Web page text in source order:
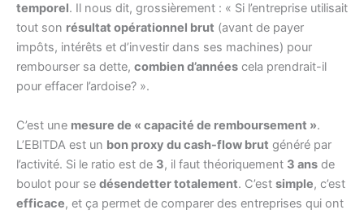
temporel. Il nous dit, grossièrement : « Si l’entreprise utilisait
tout son résultat opérationnel brut (avant de payer
impôts, intérêts et d’investir dans ses machines) pour
rembourser sa dette, combien d’années cela prendrait-il
pour effacer l’ardoise? ».
C’est une mesure de « capacité de remboursement ».
L’EBITDA est un bon proxy du cash-flow brut généré par
l’activité. Si le ratio est de 3, il faut théoriquement 3 ans de
boulot pour se désendetter totalement. C’est simple, c’est
efficace, et ça permet de comparer des entreprises qui ont